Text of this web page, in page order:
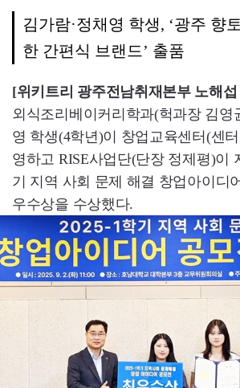
김가람·정채영 학생, ‘광주 향
한 간편식 브랜드’ 출품
[위키트리 광주전남취재본부 노해
외식조리베이커리학과(헉과장 김영
영 학생(4학년)이 창업교육센터(센
영하고 RISE사업단(단장 정제평)이
기 지역 사회 문제 해결 창업아이디
우수상을 수상했다.